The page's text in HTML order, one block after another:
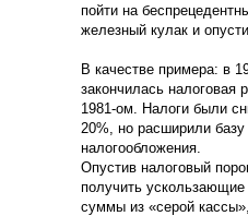
пойти на
железный кулак и
В качестве примера: в
закончилась
1981-ом. Налоги были
20%, но расширили
налогообложения.
Опустив налоговый
получить
суммы из «серой